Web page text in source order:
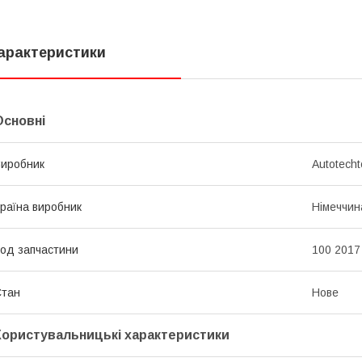
виробник
запчастини 100 2017
Нове
характеристики